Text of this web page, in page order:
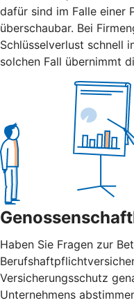
dafür sind im Falle einer
überschaubar. Bei
Schlüsselverlust schnell
solchen Fall übernimmt
Haben Sie Fragen zur
Versicherungsschutz
Unternehmens